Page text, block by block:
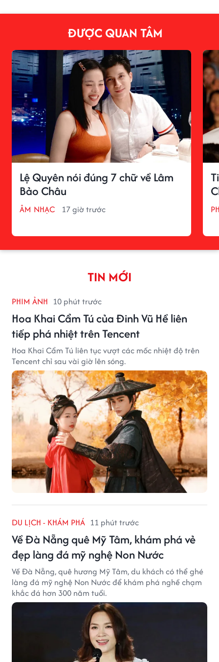
ĐƯỢC QUAN TÂM
Lệ Quyên nói đúng 7 chữ về Lâm
Bảo Châu
ÂM NHẠC 17 giờ trước
TIN MỚI
PHIM ẢNH 10 phút trước
Hoa Khai Cẩm Tú của Đinh Vũ Hề liên
tiếp phá nhiệt trên Tencent
Hoa Khai Cẩm Tú liên tục vượt các mốc nhiệt độ trên
Tencent chỉ sau vài giờ lên sóng.
DU LỊCH - KHÁM PHÁ 11 phút trước
Về Đà Nẵng quê Mỹ Tâm, khám phá vẻ
đẹp làng đá mỹ nghệ Non Nước
Về Đà Nẵng, quê hương Mỹ Tâm, du khách có thể ghé
làng đá mỹ nghệ Non Nước để khám phá nghề chạm
khắc đá hơn 300 năm tuổi.